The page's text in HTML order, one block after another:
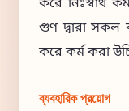
করে নিঃস্বার্থ
গুণ দ্বারা সকল
করে কর্ম করা
ব্যবহারিক প্রয়োগ